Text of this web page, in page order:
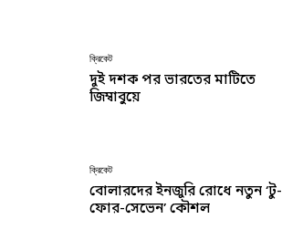
ক্রিকেট
দুই দশক পর ভারতের মাটিতে
জিম্বাবুয়ে
ক্রিকেট
বোলারদের ইনজুরি রোধে নতুন ‘টু-
ফোর-সেভেন’ কৌশল